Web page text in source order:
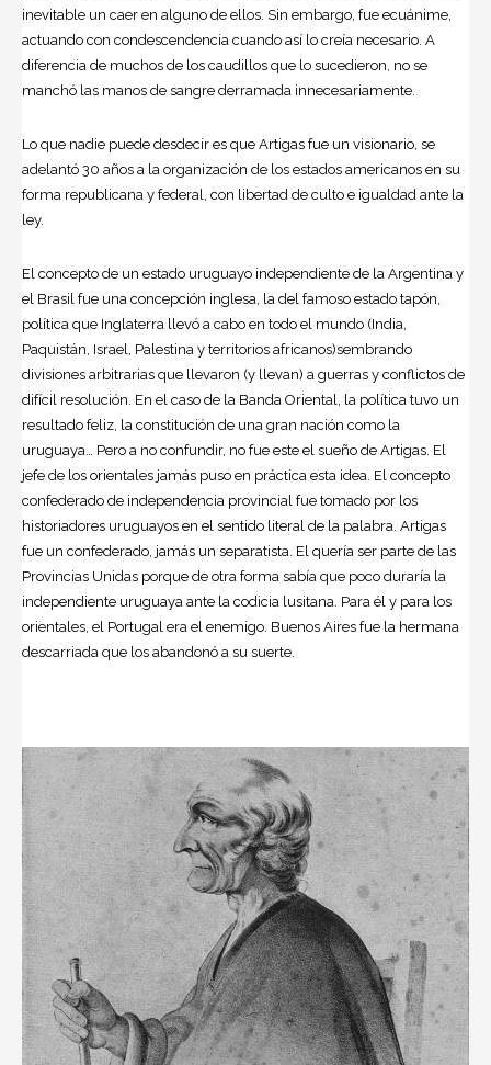
inevitable un caer en alguno de ellos. Sin embargo, fue ecuánime,
actuando con condescendencia cuando así lo creía necesario. A
diferencia de muchos de los caudillos que lo sucedieron, no se
manchó las manos de sangre derramada innecesariamente.
Lo que nadie puede desdecir es que Artigas fue un visionario, se
adelantó 30 años a la organización de los estados americanos en su
forma republicana y federal, con libertad de culto e igualdad ante la
ley.
El concepto de un estado uruguayo independiente de la Argentina y
el Brasil fue una concepción inglesa, la del famoso estado tapón,
política que Inglaterra llevó a cabo en todo el mundo (India,
Paquistán, Israel, Palestina y territorios africanos)sembrando
divisiones arbitrarias que llevaron (y llevan) a guerras y conflictos de
difícil resolución. En el caso de la Banda Oriental, la política tuvo un
resultado feliz, la constitución de una gran nación como la
uruguaya… Pero a no confundir, no fue este el sueño de Artigas. El
jefe de los orientales jamás puso en práctica esta idea. El concepto
confederado de independencia provincial fue tomado por los
historiadores uruguayos en el sentido literal de la palabra. Artigas
fue un confederado, jamás un separatista. El quería ser parte de las
Provincias Unidas porque de otra forma sabía que poco duraría la
independiente uruguaya ante la codicia lusitana. Para él y para los
orientales, el Portugal era el enemigo. Buenos Aires fue la hermana
descarriada que los abandonó a su suerte.